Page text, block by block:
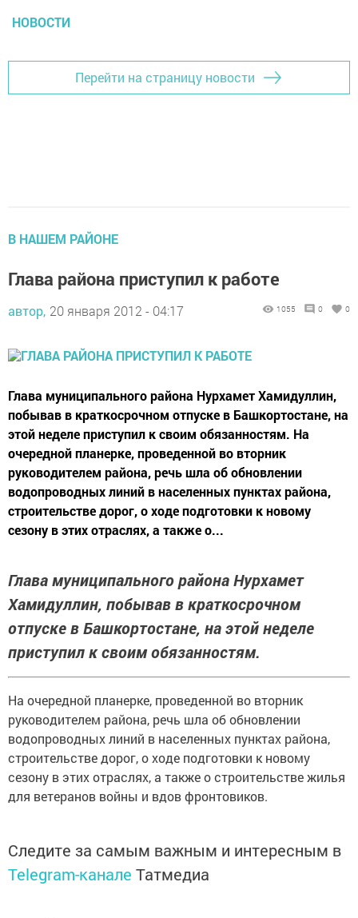
НОВОСТИ
Перейти на страницу новости
В НАШЕМ РАЙОНЕ
Глава района приступил к работе
автор, 20 января 2012 - 04:17 1055 0 0
Глава муниципального района Нурхамет Хамидуллин,
побывав в краткосрочном отпуске в Башкортостане, на
этой неделе приступил к своим обязанностям. На
очередной планерке, проведенной во вторник
руководителем района, речь шла об обновлении
водопроводных линий в населенных пунктах района,
строительстве дорог, о ходе подготовки к новому
сезону в этих отраслях, а также о...
Глава муниципального района Нурхамет
Хамидуллин, побывав в краткосрочном
отпуске в Башкортостане, на этой неделе
приступил к своим обязанностям.
На очередной планерке, проведенной во вторник
руководителем района, речь шла об обновлении
водопроводных линий в населенных пунктах района,
строительстве дорог, о ходе подготовки к новому
сезону в этих отраслях, а также о строительстве жилья
для ветеранов войны и вдов фронтовиков.
Следите за самым важным и интересным в
Telegram-канале Татмедиа